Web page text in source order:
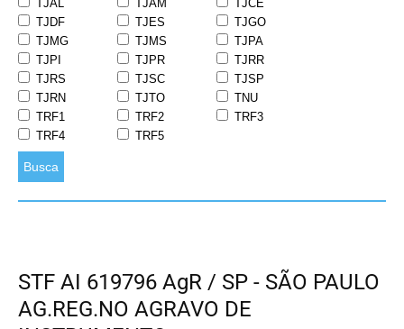
TJAL
TJAM
TJCE
TJDF
TJES
TJGO
TJMG
TJMS
TJPA
TJPI
TJPR
TJRR
TJRS
TJSC
TJSP
TJRN
TJTO
TNU
TRF1
TRF2
TRF3
TRF4
TRF5
Busca
STF AI 619796 AgR / SP - SÃO PAULO
AG.REG.NO AGRAVO DE